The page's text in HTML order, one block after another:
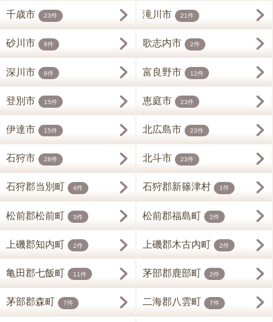
千歳市 23件 滝川市 21件
砂川市 8件 歌志内市 2件
深川市 8件 富良野市 12件
登別市 15件 恵庭市 23件
伊達市 15件 北広島市 23件
石狩市 28件 北斗市 23件
石狩郡当別町 4件 石狩郡新篠津村 1件
松前郡松前町 3件 松前郡福島町 2件
上磯郡知内町 2件 上磯郡木古内町 2件
亀田郡七飯町 11件 茅部郡鹿部町 2件
茅部郡森町 7件 二海郡八雲町 7件